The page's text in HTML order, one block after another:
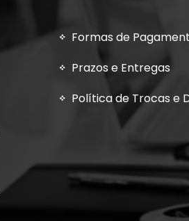
Formas de
Prazos e Entregas
Política de Trocas e